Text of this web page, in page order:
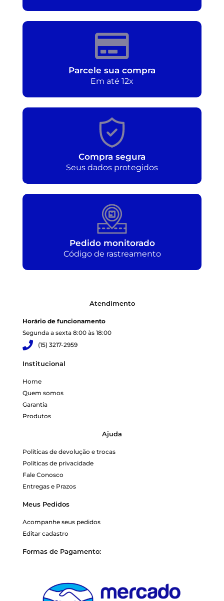
Parcele sua compra
Em até 12x
Compra segura
Seus dados protegidos
Pedido monitorado
Código de rastreamento
Atendimento
Horário de funcionamento
Segunda a sexta 8:00 às 18:00
(15) 3217-2959
Institucional
Home
Quem somos
Garantia
Produtos
Ajuda
Políticas de devolução e trocas
Políticas de privacidade
Fale Conosco
Entregas e Prazos
Meus Pedidos
Acompanhe seus pedidos
Editar cadastro
Formas de Pagamento: